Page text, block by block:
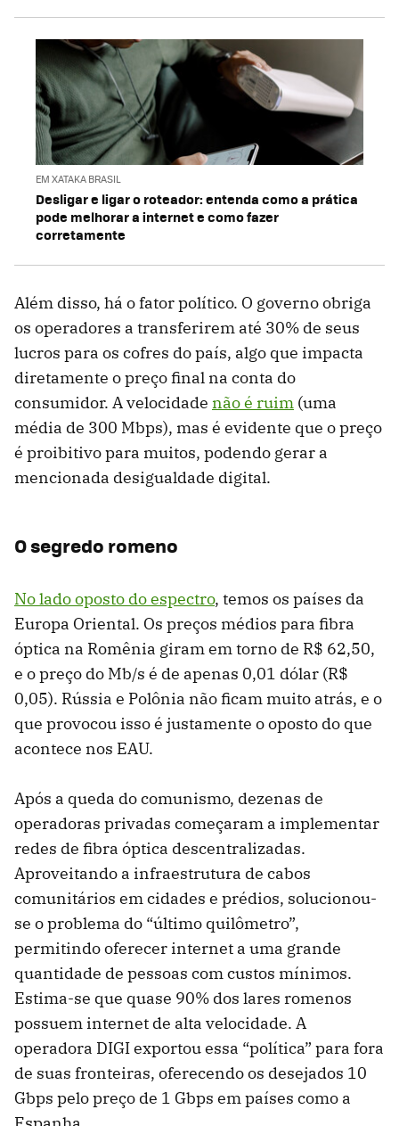
EM XATAKA BRASIL
Desligar e ligar o roteador: entenda como a prática
pode melhorar a internet e como fazer
corretamente
Além disso, há o fator político. O governo obriga
os operadores a transferirem até 30% de seus
lucros para os cofres do país, algo que impacta
diretamente o preço final na conta do
consumidor. A velocidade não é ruim (uma
média de 300 Mbps), mas é evidente que o preço
é proibitivo para muitos, podendo gerar a
mencionada desigualdade digital.
O segredo romeno
No lado oposto do espectro, temos os países da
Europa Oriental. Os preços médios para fibra
óptica na Romênia giram em torno de R$ 62,50,
e o preço do Mb/s é de apenas 0,01 dólar (R$
0,05). Rússia e Polônia não ficam muito atrás, e o
que provocou isso é justamente o oposto do que
acontece nos EAU.
Após a queda do comunismo, dezenas de
operadoras privadas começaram a implementar
redes de fibra óptica descentralizadas.
Aproveitando a infraestrutura de cabos
comunitários em cidades e prédios, solucionou-
se o problema do “último quilômetro”,
permitindo oferecer internet a uma grande
quantidade de pessoas com custos mínimos.
Estima-se que quase 90% dos lares romenos
possuem internet de alta velocidade. A
operadora DIGI exportou essa “política” para fora
de suas fronteiras, oferecendo os desejados 10
Gbps pelo preço de 1 Gbps em países como a